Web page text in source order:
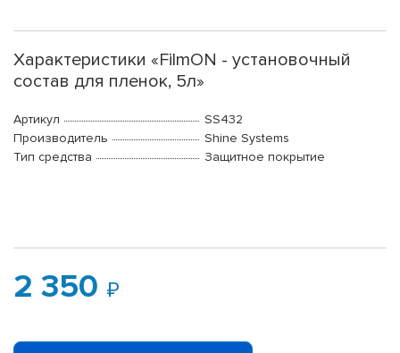
Характеристики «FilmON - установочный
состав для пленок, 5л»
Артикул
SS432
Производитель
Shine Systems
Тип средства
Защитное покрытие
2 350